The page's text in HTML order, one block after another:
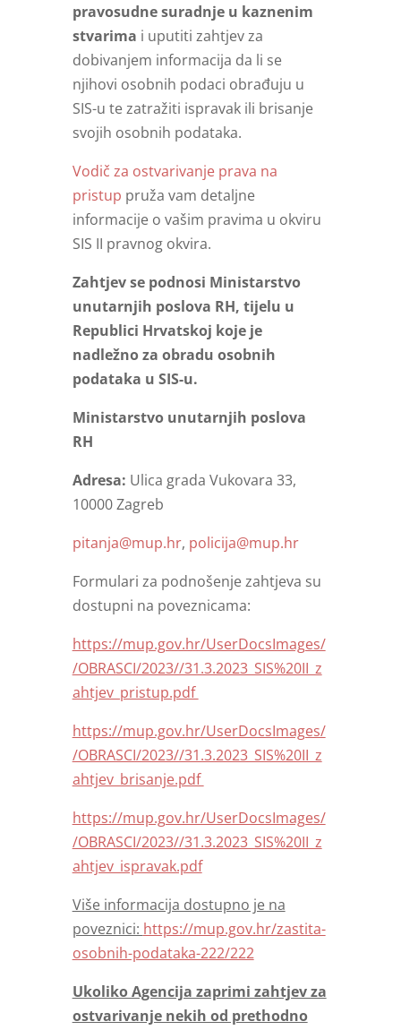
pravosudne suradnje u kaznenim
stvarima i uputiti zahtjev za
dobivanjem informacija da li se
njihovi osobnih podaci obrađuju u
SIS-u te zatražiti ispravak ili brisanje
svojih osobnih podataka.
Vodič za ostvarivanje prava na
pristup pruža vam detaljne
informacije o vašim pravima u okviru
SIS II pravnog okvira.
Zahtjev se podnosi Ministarstvo
unutarnjih poslova RH, tijelu u
Republici Hrvatskoj koje je
nadležno za obradu osobnih
podataka u SIS-u.
Ministarstvo unutarnjih poslova
RH
Adresa: Ulica grada Vukovara 33,
10000 Zagreb
pitanja@mup.hr, policija@mup.hr
Formulari za podnošenje zahtjeva su
dostupni na poveznicama:
https://mup.gov.hr/UserDocsImages/
/OBRASCI/2023//31.3.2023_SIS%20II_z
ahtjev_pristup.pdf
https://mup.gov.hr/UserDocsImages/
/OBRASCI/2023//31.3.2023_SIS%20II_z
ahtjev_brisanje.pdf
https://mup.gov.hr/UserDocsImages/
/OBRASCI/2023//31.3.2023_SIS%20II_z
ahtjev_ispravak.pdf
Više informacija dostupno je na
poveznici: https://mup.gov.hr/zastita-
osobnih-podataka-222/222
Ukoliko Agencija zaprimi zahtjev za
ostvarivanje nekih od prethodno